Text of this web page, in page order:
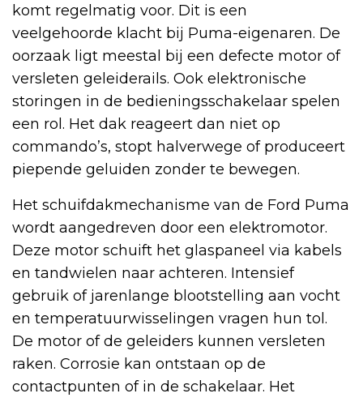
komt regelmatig voor. Dit is een
veelgehoorde klacht bij Puma-eigenaren. De
oorzaak ligt meestal bij een defecte motor of
versleten geleiderails. Ook elektronische
storingen in de bedieningsschakelaar spelen
een rol. Het dak reageert dan niet op
commando’s, stopt halverwege of produceert
piepende geluiden zonder te bewegen.
Het schuifdakmechanisme van de Ford Puma
wordt aangedreven door een elektromotor.
Deze motor schuift het glaspaneel via kabels
en tandwielen naar achteren. Intensief
gebruik of jarenlange blootstelling aan vocht
en temperatuurwisselingen vragen hun tol.
De motor of de geleiders kunnen versleten
raken. Corrosie kan ontstaan op de
contactpunten of in de schakelaar. Het